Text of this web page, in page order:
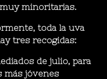
minoritarias.
toda la uva
tres recogidas:
de julio, para
más jóvenes